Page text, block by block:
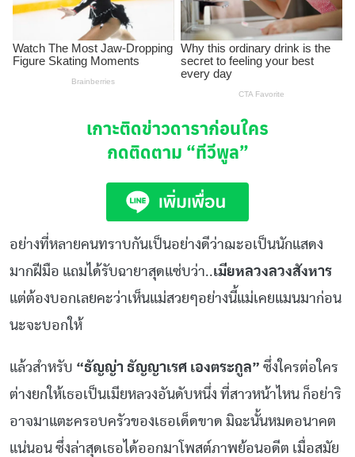
เกาะติดข่าวดาราก่อนใคร
กดติดตาม “ทีวีพูล”
อย่างที่หลายคนทราบกันเป็นอย่างดีว่าฌะอเป็นนักแสดง
มากฝีมือ แถมได้รับฉายาสุดแซ่บว่า..เมียหลวงลวงสังหาร
แต่ต้องบอกเลยคะว่าเห็นแม่สวยๆอย่างนี้แม่เคยแมนมาก่อน
นะจะบอกให้
แล้วสำหรับ “ธัญญ่า ธัญญาเรศ เองตระกูล” ซึ่งใครต่อใคร
ต่างยกให้เธอเป็นเมียหลวงอันดับหนึ่ง ที่สาวหน้าไหน ก็อย่าริ
อาจมาแตะครอบครัวของเธอเด็ดขาด มิฉะนั้นหมดอนาคต
แน่นอน ซึ่งล่าสุดเธอได้ออกมาโพสต์ภาพย้อนอดีต เมื่อสมัย